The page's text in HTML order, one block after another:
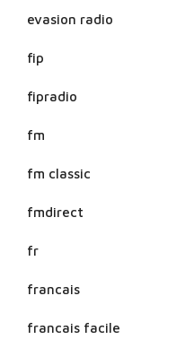
evasion radio
fip
fipradio
fm
fm classic
fmdirect
fr
francais
francais facile